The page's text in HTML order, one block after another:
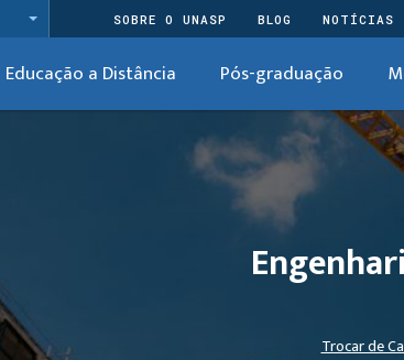
SOBRE O UNASP BLOG NOTÍCIAS
Educação a Distância Pós-graduação
Trocar de